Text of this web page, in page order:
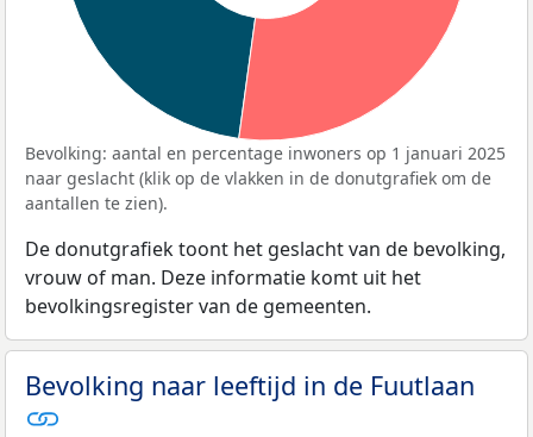
Bevolking: aantal en percentage inwoners op 1 januari 2025
naar geslacht (klik op de vlakken in de donutgrafiek om de
aantallen te zien).
De donutgrafiek toont het geslacht van de bevolking,
vrouw of man. Deze informatie komt uit het
bevolkingsregister van de gemeenten.
Bevolking naar leeftijd in de Fuutlaan